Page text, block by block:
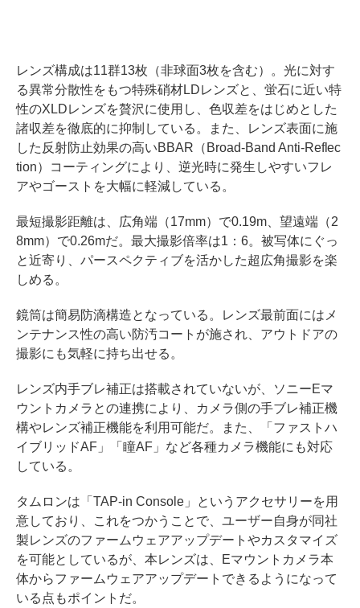
レンズ構成は11群13枚（非球面3枚を含む）。光に対す
る異常分散性をもつ特殊硝材LDレンズと、蛍石に近い特
性のXLDレンズを贅沢に使用し、色収差をはじめとした
諸収差を徹底的に抑制している。また、レンズ表面に施
した反射防止効果の高いBBAR（Broad-Band Anti-Reflec
tion）コーティングにより、逆光時に発生しやすいフレ
アやゴーストを大幅に軽減している。
最短撮影距離は、広角端（17mm）で0.19m、望遠端（2
8mm）で0.26mだ。最大撮影倍率は1：6。被写体にぐっ
と近寄り、パースペクティブを活かした超広角撮影を楽
しめる。
鏡筒は簡易防滴構造となっている。レンズ最前面にはメ
ンテナンス性の高い防汚コートが施され、アウトドアの
撮影にも気軽に持ち出せる。
レンズ内手ブレ補正は搭載されていないが、ソニーEマ
ウントカメラとの連携により、カメラ側の手ブレ補正機
構やレンズ補正機能を利用可能だ。また、「ファストハ
イブリッドAF」「瞳AF」など各種カメラ機能にも対応
している。
タムロンは「TAP-in Console」というアクセサリーを用
意しており、これをつかうことで、ユーザー自身が同社
製レンズのファームウェアアップデートやカスタマイズ
を可能としているが、本レンズは、Eマウントカメラ本
体からファームウェアアップデートできるようになって
いる点もポイントだ。